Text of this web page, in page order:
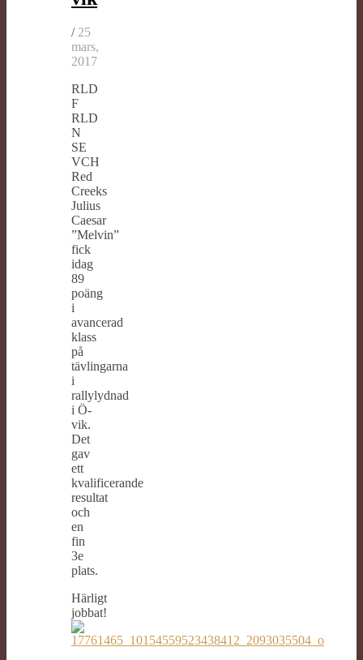
/ 25
mars,
2017
RLD
F
RLD
N
SE
VCH
Red
Creeks
Julius
Caesar
”Melvin”
fick
idag
89
poäng
i
avancerad
klass
på
tävlingarna
i
rallylydnad
i Ö-
vik.
Det
gav
ett
kvalificerande
resultat
och
en
fin
3e
plats.
Härligt
jobbat!